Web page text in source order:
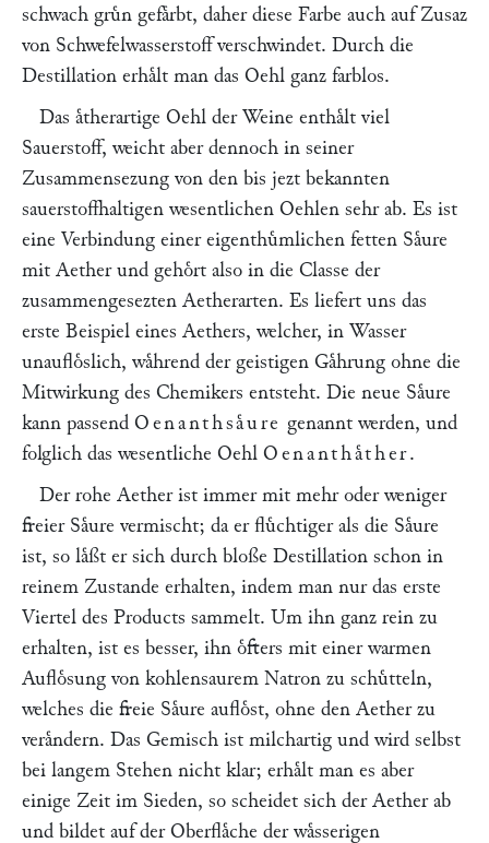
schwach gruͤn gefaͤrbt, daher diese Farbe auch auf Zusaz
von Schwefelwasserstoff verschwindet. Durch die
Destillation erhaͤlt man das Oehl ganz farblos.
Das aͤtherartige Oehl der Weine enthaͤlt viel
Sauerstoff, weicht aber dennoch in seiner
Zusammensezung von den bis jezt bekannten
sauerstoffhaltigen wesentlichen Oehlen sehr ab. Es ist
eine Verbindung einer eigenthuͤmlichen fetten Saͤure
mit Aether und gehoͤrt also in die Classe der
zusammengesezten Aetherarten. Es liefert uns das
erste Beispiel eines Aethers, welcher, in Wasser
unaufloͤslich, waͤhrend der geistigen Gaͤhrung ohne die
Mitwirkung des Chemikers entsteht. Die neue Saͤure
kann passend Oenanthsaͤure genannt werden, und
folglich das wesentliche Oehl Oenanthaͤther.
Der rohe Aether ist immer mit mehr oder weniger
freier Saͤure vermischt; da er fluͤchtiger als die Saͤure
ist, so laͤßt er sich durch bloße Destillation schon in
reinem Zustande erhalten, indem man nur das erste
Viertel des Products sammelt. Um ihn ganz rein zu
erhalten, ist es besser, ihn oͤfters mit einer warmen
Aufloͤsung von kohlensaurem Natron zu schuͤtteln,
welches die freie Saͤure aufloͤst, ohne den Aether zu
veraͤndern. Das Gemisch ist milchartig und wird selbst
bei langem Stehen nicht klar; erhaͤlt man es aber
einige Zeit im Sieden, so scheidet sich der Aether ab
und bildet auf der Oberflaͤche der waͤsserigen